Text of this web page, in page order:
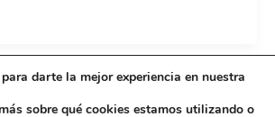
darte la mejor experiencia en nuestra
sobre qué cookies estamos utilizando o